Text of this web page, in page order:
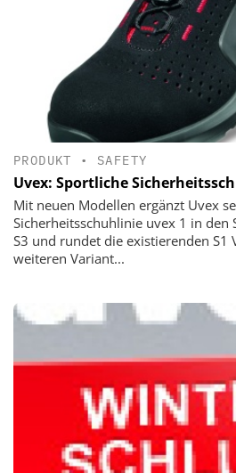
PRODUKT • SAFETY
Uvex: Sportliche
Mit neuen Modellen ergänzt Uvex
Sicherheitsschuhlinie uvex 1 in den
S3 und rundet die existierenden S1
weiteren Variant...